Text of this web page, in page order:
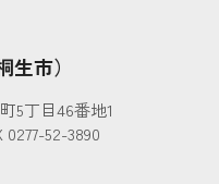
市）
5丁目46番地1
52-3890